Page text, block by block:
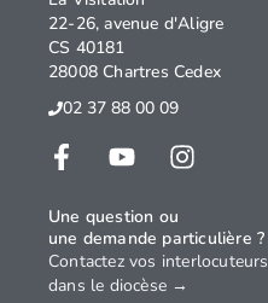
22-26, avenue d'Aligre
CS 40181
28008 Chartres Cedex
02 37 88 00 09
Une question ou
une demande particulière ?
Contactez vos interlocuteurs
dans le diocèse →